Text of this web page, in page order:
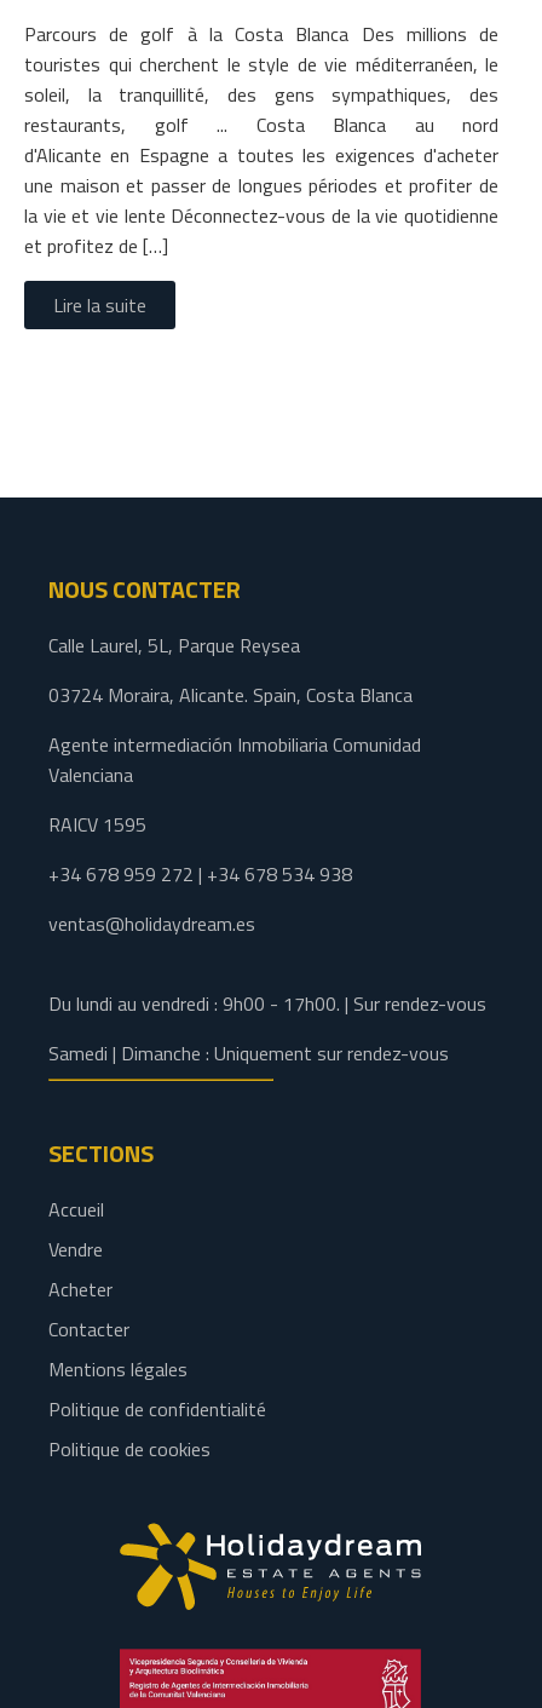
Parcours de golf à la Costa Blanca Des millions de
touristes qui cherchent le style de vie méditerranéen, le
soleil, la tranquillité, des gens sympathiques, des
restaurants, golf ... Costa Blanca au nord
d'Alicante en Espagne a toutes les exigences d'acheter
une maison et passer de longues périodes et profiter de
la vie et vie lente Déconnectez-vous de la vie quotidienne
et profitez de […]
Lire la suite
NOUS CONTACTER
Calle Laurel, 5L, Parque Reysea
03724 Moraira, Alicante. Spain, Costa Blanca
Agente intermediación Inmobiliaria Comunidad
Valenciana
RAICV 1595
+34 678 959 272 | +34 678 534 938
ventas@holidaydream.es
Du lundi au vendredi : 9h00 - 17h00. | Sur rendez-vous
Samedi | Dimanche : Uniquement sur rendez-vous
SECTIONS
Accueil
Vendre
Acheter
Contacter
Mentions légales
Politique de confidentialité
Politique de cookies